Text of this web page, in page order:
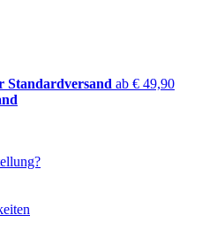
Standardversand ab € 49,90